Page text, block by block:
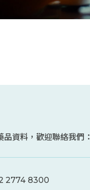
品資料，歡迎聯絡我們：
2774 8300